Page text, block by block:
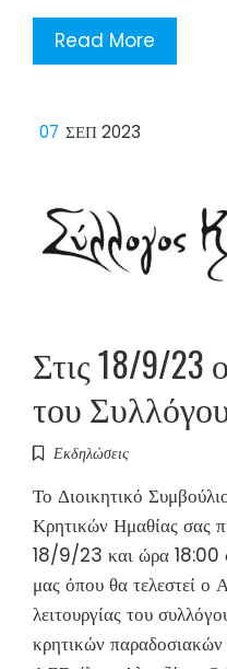
Read More
07 ΣΕΠ 2023
Στις 18/9/23
του
Εκδηλώσεις
Το Διοικητικό
Κρητικών Ημαθίας σας
18/9/23 και ώρα 18:00
μας όπου θα τελεστεί ο
λειτουργίας του
κρητικών